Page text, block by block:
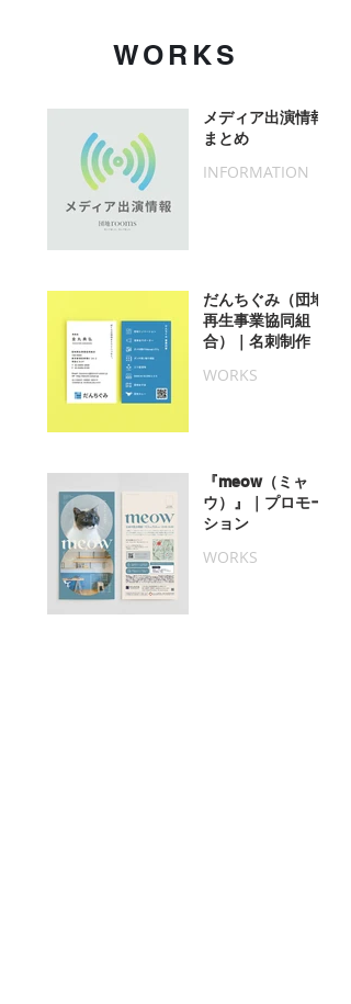
WORKS
メディア出演情報
まとめ
INFORMATION
だんちぐみ（団地
再生事業協同組
合）｜名刺制作
WORKS
『meow（ミャ
ウ）』｜プロモー
ション
WORKS